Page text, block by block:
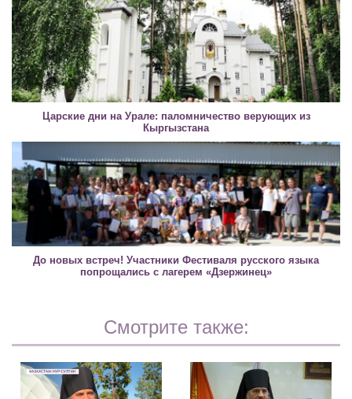
Царские дни на Урале: паломничество верующих из
Кыргызстана
До новых встреч! Участники Фестиваля русского языка
попрощались с лагерем «Дзержинец»
Смотрите также: